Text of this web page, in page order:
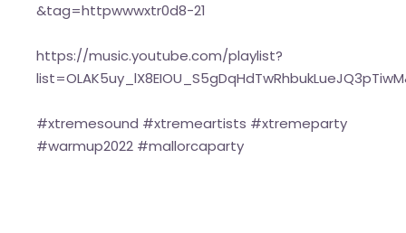
&tag=httpwwwxtr0d8-21
https://music.youtube.com/playlist?
#xtremesound #xtremeartists #xtremeparty
#warmup2022 #mallorcaparty